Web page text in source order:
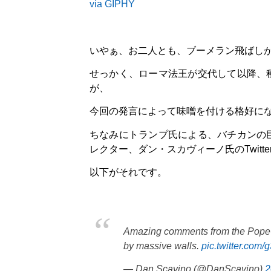
via GIPHY
いやぁ、お二人とも、ブーメラン飛ばし
せっかく、ローマ法王が交代して以降
が、
今回の発言によって味噌を付ける格好に
ちなみにトランプ氏による、バチカン
レクター、ダン・スカヴィーノ氏の
以下がそれです。
Amazing comments from the
by massive walls. pic.twitter.com/